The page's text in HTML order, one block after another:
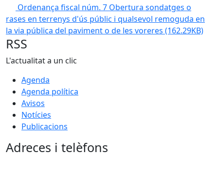
Ordenança fiscal núm. 7 Obertura sondatges o
rases en terrenys d'ús públic i qualsevol remoguda en
la via pública del paviment o de les voreres (162.29KB)
RSS
L'actualitat a un clic
Agenda
Agenda política
Avisos
Notícies
Publicacions
Adreces i telèfons